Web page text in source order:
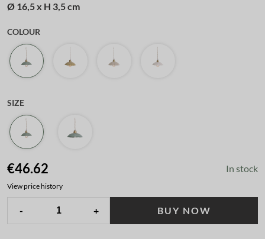
Ø 16,5 x H 3,5 cm
COLOUR
SIZE
€46.62 In stock
View price history
- + BUY NOW